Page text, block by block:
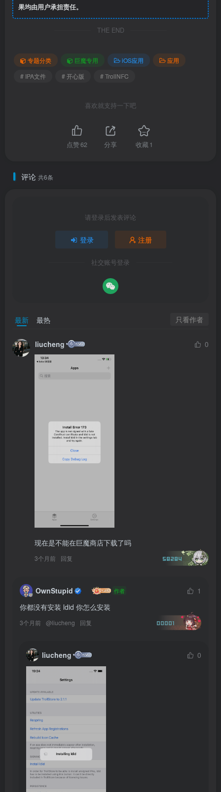
果均由用户承担责任。
THE END
专题分类 巨魔专用 iOS应用
应用
# IPA文件
# 开心版 # TrollNFC
喜欢就支持一下吧
点赞62 分享 收藏1
评论 共6条
请登录后发表评论
登录 注册
社交账号登录
最新 最热 只看作者
liucheng 0
现在是不能在巨魔商店下载了吗
3个月前 回复 58284
OwnStupid 作者
1
你都没有安装 ldid 你怎么安装
3个月前 @liucheng 回复 00001
liucheng 0